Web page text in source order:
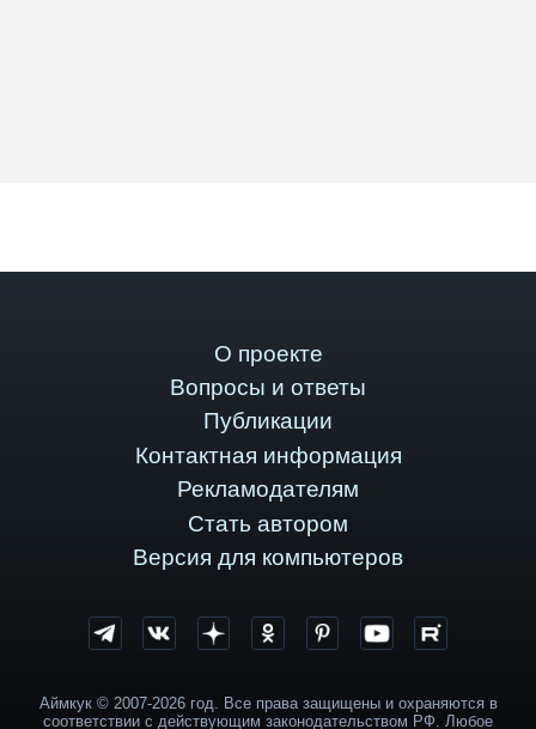
О проекте
Вопросы и ответы
Публикации
Контактная информация
Рекламодателям
Стать автором
Версия для компьютеров
Аймкук © 2007-2026 год. Все права защищены и охраняются в
соответствии с действующим законодательством РФ. Любое